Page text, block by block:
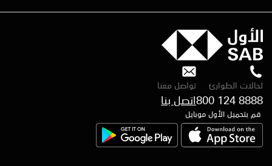
لحالات الطوارئ
800 124 8888
تواصل معنا
اتصل بنا
قم بتحميل الأول موبايل